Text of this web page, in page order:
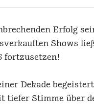
Erfolg
Shows
fortzusetzen!
Dekade
tiefer Stimme über